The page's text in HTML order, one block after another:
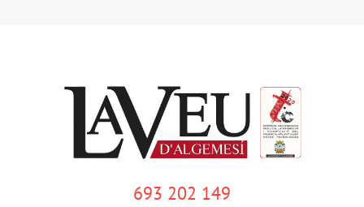
693 202 149